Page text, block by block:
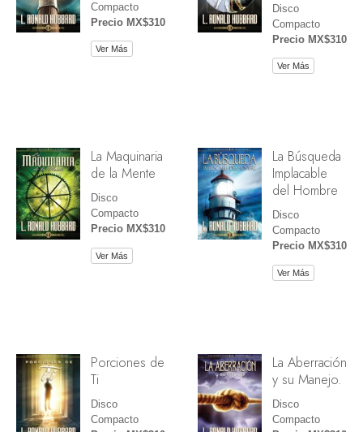
Compacto
Precio MX$310
Ver Más
Disco
Compacto
Precio MX$310
Ver Más
La Maquinaria
de la Mente
Disco
Compacto
Precio MX$310
Ver Más
La Búsqueda
Implacable
del Hombre
Disco
Compacto
Precio MX$310
Ver Más
Porciones de
Ti
Disco
Compacto
La Aberración
y su Manejo.
Disco
Compacto